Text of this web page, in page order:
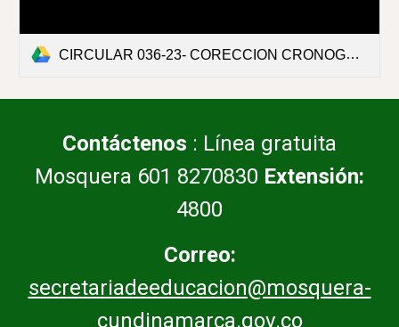
CIRCULAR 036-23- CORECCION CRONOGRAMA JUEGOS PRIMER SEMESTRE 2023 (1).pdf
Contáctenos : Línea gratuita
Mosquera 601 8270830 Extensión:
4800
Correo:
secretariadeeducacion@mosquera-
cundinamarca.gov.co